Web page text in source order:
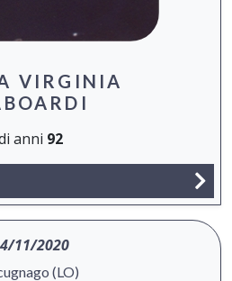
VIRGINIA
anni 92
11/2020
(LO)